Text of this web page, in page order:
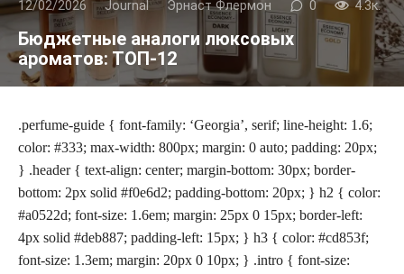
12/02/2026 Journal Эрнаст Флермон 0 4.3к.
Бюджетные аналоги люксовых
ароматов: ТОП‑12
.perfume-guide { font-family: ‘Georgia’, serif; line-height: 1.6;
color: #333; max-width: 800px; margin: 0 auto; padding: 20px;
} .header { text-align: center; margin-bottom: 30px; border-
bottom: 2px solid #f0e6d2; padding-bottom: 20px; } h2 { color:
#a0522d; font-size: 1.6em; margin: 25px 0 15px; border-left:
4px solid #deb887; padding-left: 15px; } h3 { color: #cd853f;
font-size: 1.3em; margin: 20px 0 10px; } .intro { font-size: